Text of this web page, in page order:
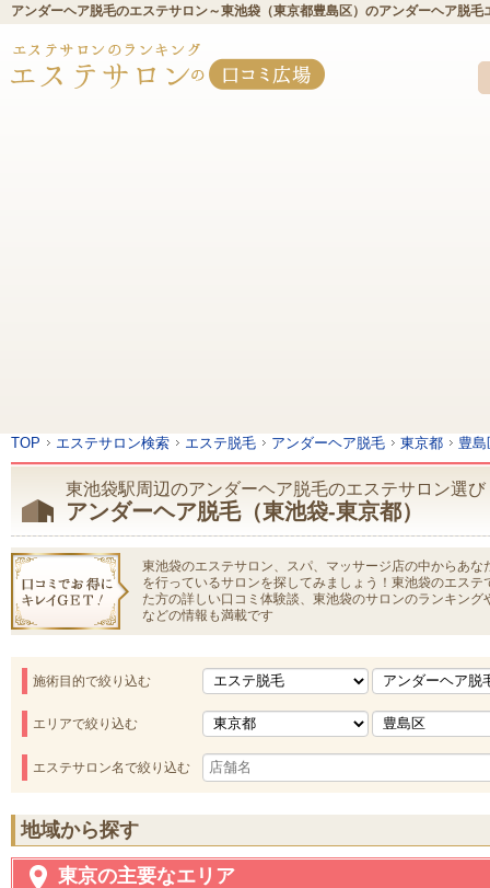
アンダーヘア脱毛のエステサロン～東池袋（東京都豊島区）のアンダーヘア脱
TOP エステサロン検索 エステ脱毛 アンダーヘア脱毛 東京都 豊島
東池袋駅周辺のアンダーヘア脱毛のエステサロン選び
アンダーヘア脱毛（東池袋-東京都）
東池袋のエステサロン、スパ、マッサージ店の中からあ
を行っているサロンを探してみましょう！東池袋のエス
た方の詳しい口コミ体験談、東池袋のサロンのランキン
などの情報も満載です
施術目的で絞り込む
エリアで絞り込む
エステサロン名で絞り込む
地域から探す
東京の主要なエリア